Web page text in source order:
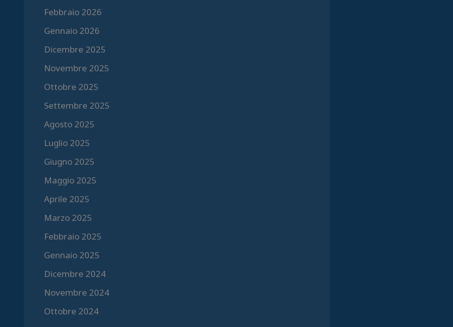
Febbraio 2026
Gennaio 2026
Dicembre 2025
Novembre 2025
Ottobre 2025
Settembre 2025
Agosto 2025
Luglio 2025
Giugno 2025
Maggio 2025
Aprile 2025
Marzo 2025
Febbraio 2025
Gennaio 2025
Dicembre 2024
Novembre 2024
Ottobre 2024